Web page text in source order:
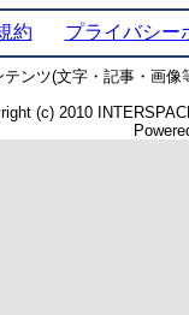
約 プライバシー
ンツ(文字・記事・画
(c) 2010